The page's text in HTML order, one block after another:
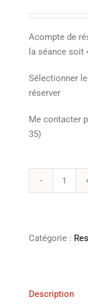
Acompte de
la séance soit
Sélectionner
réserver
Me contacter
35)
Catégorie :
Description